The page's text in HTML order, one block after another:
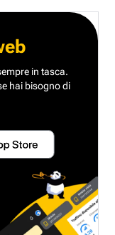
in tasca.
hai bisogno di